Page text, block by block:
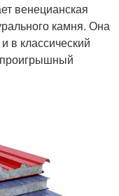
венецианская
камня. Она
в классический